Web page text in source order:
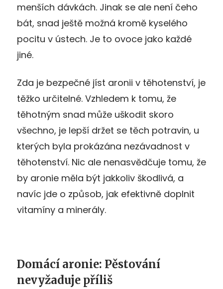
menších dávkách. Jinak se ale není čeho
bát, snad ještě možná kromě kyselého
pocitu v ústech. Je to ovoce jako každé
jiné.
Zda je bezpečné jíst aronii v těhotenství, je
těžko určitelné. Vzhledem k tomu, že
těhotným snad může uškodit skoro
všechno, je lepší držet se těch potravin, u
kterých byla prokázána nezávadnost v
těhotenství. Nic ale nenasvědčuje tomu, že
by aronie měla být jakkoliv škodlivá, a
navíc jde o způsob, jak efektivně doplnit
vitamíny a minerály.
Domácí aronie: Pěstování
nevyžaduje příliš